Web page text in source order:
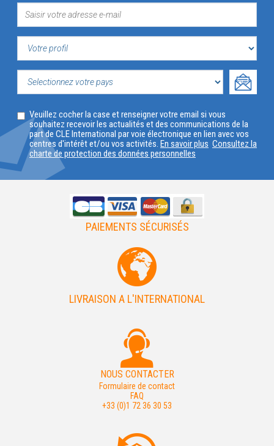
VOTRE
PROFIL
VOTRE
PAYS
Veuillez cocher la case et renseigner votre email si vous
souhaitez recevoir les actualités et des communications de la
part de CLE International par voie électronique en lien avec vos
centres d'intérêt et/ou vos activités. En savoir plus Consultez la
charte de protection des données personnelles
PAIEMENTS SÉCURISÉS
LIVRAISON A L'INTERNATIONAL
NOUS CONTACTER
Formulaire de contact
FAQ
+33 (0)1 72 36 30 53